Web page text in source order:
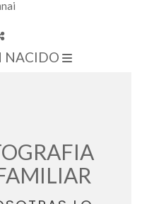
NACIDO